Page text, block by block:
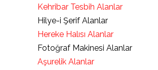
Kehribar Tesbih Alanlar
Hilye-i Şerif Alanlar
Hereke Halısı Alanlar
Fotoğraf Makinesi Alanlar
Aşurelik Alanlar